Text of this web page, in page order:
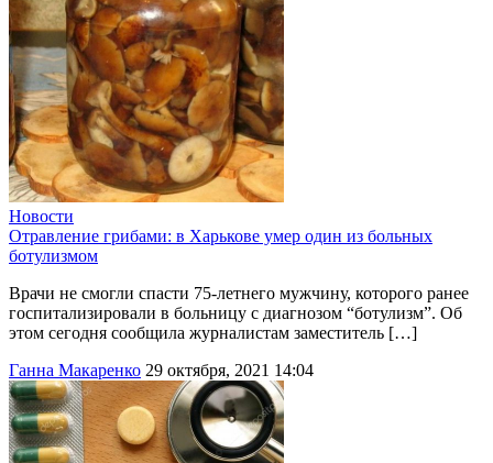
Новости
Отравление грибами: в Харькове умер один из больных
ботулизмом
Врачи не смогли спасти 75-летнего мужчину, которого ранее
госпитализировали в больницу с диагнозом “ботулизм”. Об
этом сегодня сообщила журналистам заместитель […]
Ганна Макаренко 29 октября, 2021 14:04